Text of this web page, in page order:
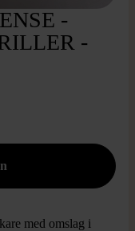
-
-
med omslag i